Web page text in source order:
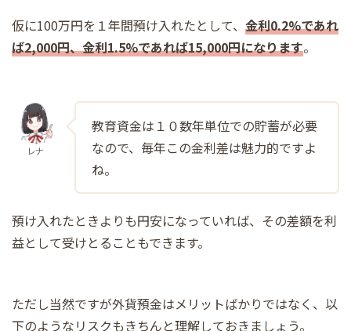
仮に100万円を１年間預け入れたとして、 金利0.2%であれ
ば2,000円、金利1.5%であれば15,000円になります。
レナ
教育資金は１０数年単位での貯蓄が必要
なので、毎年この金利差は魅力的ですよ
ね。
預け入れたときよりも円安になっていれば、その差額を利
益として受けとることもできます。
ただし当然ですが外貨預金はメリットばかりではなく、以
下のようなリスクもきちんと理解しておきましょう。